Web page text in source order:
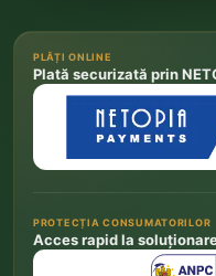
PLĂȚI ONLINE
Plată securizată prin
PROTECȚIA CONSUMATORILOR
Acces rapid la